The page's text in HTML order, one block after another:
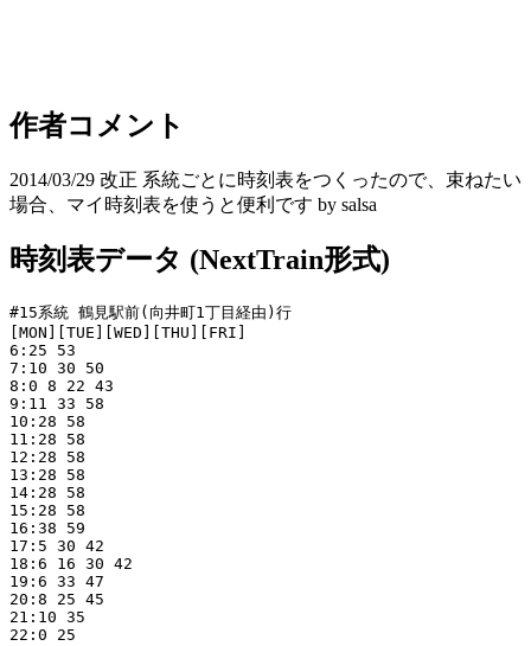
作者コメント
2014/03/29 改正 系統ごとに時刻表をつくったので、束ねたい
場合、マイ時刻表を使うと便利です by salsa
時刻表データ (NextTrain形式)
#15系統 鶴見駅前(向井町1丁目経由)行
[MON][TUE][WED][THU][FRI]
6:25 53
7:10 30 50
8:0 8 22 43
9:11 33 58
10:28 58
11:28 58
12:28 58
13:28 58
14:28 58
15:28 58
16:38 59
17:5 30 42
18:6 16 30 42
19:6 33 47
20:8 25 45
21:10 35
22:0 25